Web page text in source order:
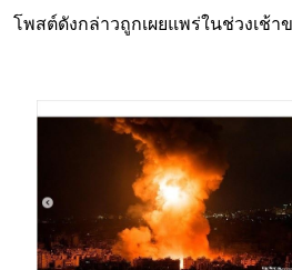
โพสต์ดังกล่าวถูกเผยแพร่ในช่วงเช้
Image